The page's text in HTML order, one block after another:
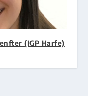
(IGP Harfe)